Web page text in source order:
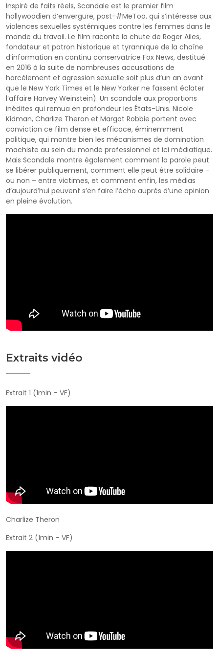
Inspiré de faits réels, Scandale est le premier film
hollywoodien d’envergure, post-#MeToo, qui s’intéresse aux
violences sexuelles systémiques contre les femmes dans le
monde du travail. Le film raconte la chute de Roger Ailes,
fondateur et patron historique et tyrannique de la chaîne
d’information en continu conservatrice Fox News, destitué
en 2016 à la suite de nombreuses accusations de
harcèlement et agression sexuelle soit plus d’un an avant
que le New York Times et le New Yorker ne fassent éclater
l’affaire Harvey Weinstein). Un scandale aux proportions
inédites qui remua en profondeur les États-Unis. Nicole
Kidman, Charlize Theron et Margot Robbie portent avec
conviction ce film dense et efficace, éminemment
politique, qui montre bien les mécanismes de domination
machiste au sein du monde professionnel et ici médiatique.
Mais Scandale montre également comment la parole peut
se libérer publiquement, comment elle peut être solidaire –
ou non – entre victimes, et comment enfin, les médias
d’aujourd’hui peuvent s’en faire l’écho auprès d’une opinion
en pleine évolution.
Extraits vidéo
Extrait 1 (1min – VF)
Charlize Theron
Extrait 2 (1min – VF)